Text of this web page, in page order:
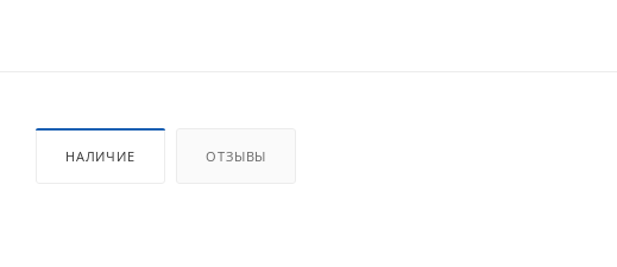
НАЛИЧИЕ ОТЗЫВЫ